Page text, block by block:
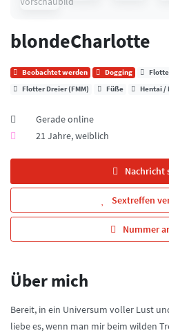
blondeCharlotte
Beobachtet werden Dogging
Flotter Dreier (FMM)
Füße Hentai /
Gerade online
21 Jahre, weiblich
Nachricht
Sextreffen
Nummer
Über mich
Bereit, in ein Universum voller Lust
liebe es, wenn man mir beim wilden